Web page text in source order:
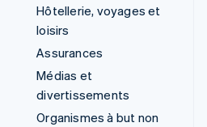
Hôtellerie, voyages et
loisirs
Assurances
Médias et
divertissements
Organismes à but non